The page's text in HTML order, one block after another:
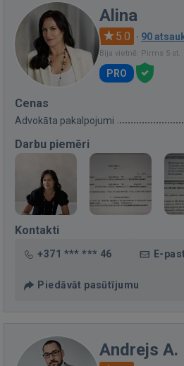
Alina
5.0 · 90
Bija vietnē: Pirms 5 st.
PRO
Cenas
Advokāta pakalpojumi
Darbu piemēri
Kontakti
+371 *** *** 46 E-
Piedāvāt pasūtījumu
Andrejs A.